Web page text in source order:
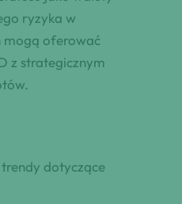
ryzyka w
mogą oferować
z strategicznym
dotyczące